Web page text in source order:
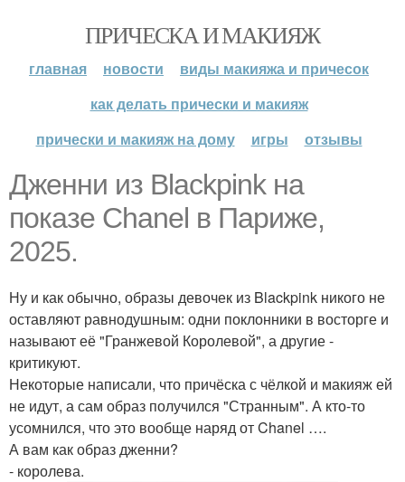
ПРИЧЕСКА И МАКИЯЖ
главная новости
виды макияжа и причесок
как делать прически и макияж
прически и макияж на дому
игры отзывы
Дженни из Blackpink на
показе Chanel в Париже,
2025.
Ну и как обычно, образы девочек из Blackpink никого не
оставляют равнодушным: одни поклонники в восторге и
называют её "Гранжевой Королевой", а другие -
критикуют.
Некоторые написали, что причёска с чёлкой и макияж ей
не идут, а сам образ получился "Странным". А кто-то
усомнился, что это вообще наряд от Chanel ….
А вам как образ дженни?
- королева.